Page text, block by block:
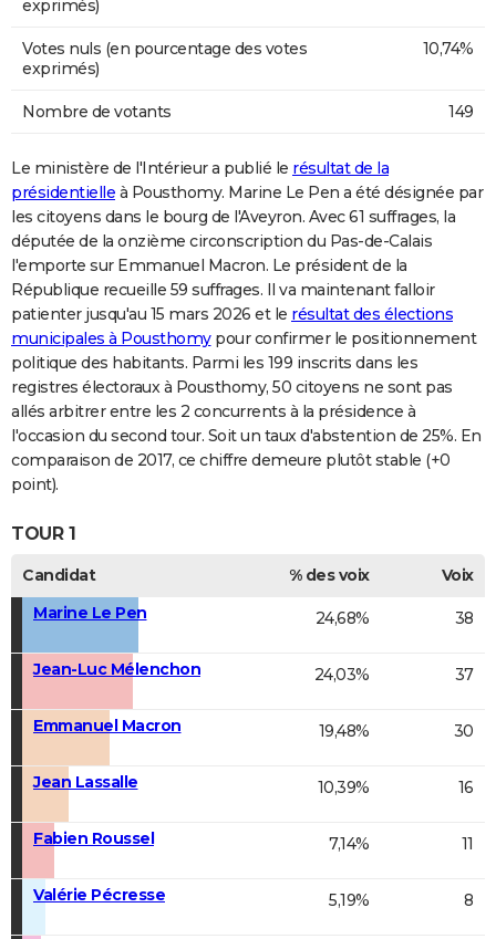
exprimés)
Votes nuls (en pourcentage des votes
exprimés)
10,74%
Nombre de votants 149
Le ministère de l'Intérieur a publié le résultat de la
présidentielle à Pousthomy. Marine Le Pen a été désignée par
les citoyens dans le bourg de l'Aveyron. Avec 61 suffrages, la
députée de la onzième circonscription du Pas-de-Calais
l'emporte sur Emmanuel Macron. Le président de la
République recueille 59 suffrages. Il va maintenant falloir
patienter jusqu'au 15 mars 2026 et le résultat des élections
municipales à Pousthomypour confirmer le positionnement
politique des habitants. Parmi les 199 inscrits dans les
registres électoraux à Pousthomy, 50 citoyens ne sont pas
allés arbitrer entre les 2 concurrents à la présidence à
l'occasion du second tour. Soit un taux d'abstention de 25%. En
comparaison de 2017, ce chiffre demeure plutôt stable (+0
point).
TOUR 1
Candidat % des voix
Voix
Marine Le Pen
24,68% 38
Jean-Luc Mélenchon 24,03% 37
Emmanuel Macron 19,48% 30
Jean Lassalle 10,39% 16
Fabien Roussel 7,14% 11
Valérie Pécresse 5,19% 8